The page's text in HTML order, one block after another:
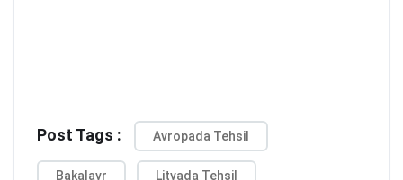
Post Tags : Avropada Tehsil
Bakalavr Litvada Tehsil